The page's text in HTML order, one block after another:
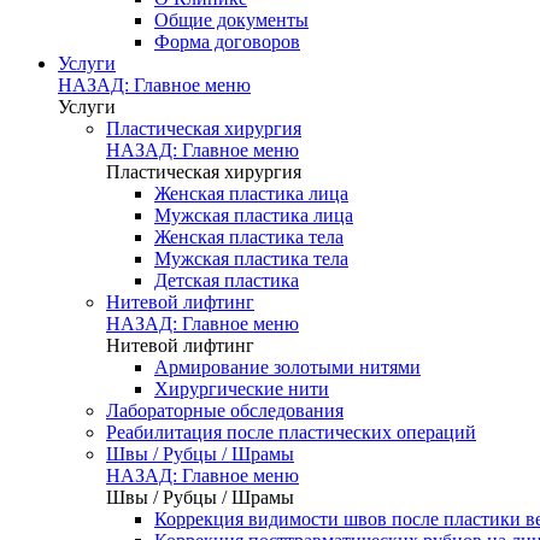
Общие документы
Форма договоров
Услуги
НАЗАД: Главное меню
Услуги
Пластическая хирургия
НАЗАД: Главное меню
Пластическая хирургия
Женская пластика лица
Мужская пластика лица
Женская пластика тела
Мужская пластика тела
Детская пластика
Нитевой лифтинг
НАЗАД: Главное меню
Нитевой лифтинг
Армирование золотыми нитями
Хирургические нити
Лабораторные обследования
Реабилитация после пластических операций
Швы / Рубцы / Шрамы
НАЗАД: Главное меню
Швы / Рубцы / Шрамы
Коррекция видимости швов после пластики